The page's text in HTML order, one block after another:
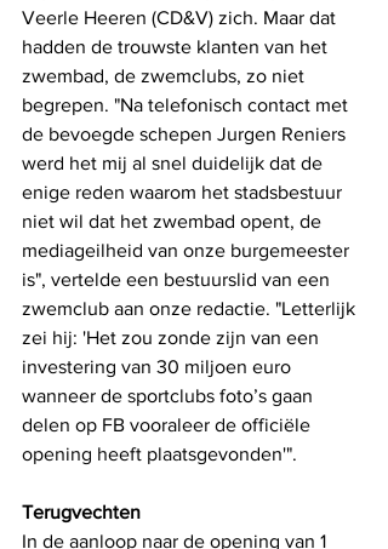
Veerle Heeren (CD&V) zich. Maar dat
hadden de trouwste klanten van het
zwembad, de zwemclubs, zo niet
begrepen. "Na telefonisch contact met
de bevoegde schepen Jurgen Reniers
werd het mij al snel duidelijk dat de
enige reden waarom het stadsbestuur
niet wil dat het zwembad opent, de
mediageilheid van onze burgemeester
is", vertelde een bestuurslid van een
zwemclub aan onze redactie. "Letterlijk
zei hij: 'Het zou zonde zijn van een
investering van 30 miljoen euro
wanneer de sportclubs foto’s gaan
delen op FB vooraleer de officiële
opening heeft plaatsgevonden'".
Terugvechten
In de aanloop naar de opening van 1